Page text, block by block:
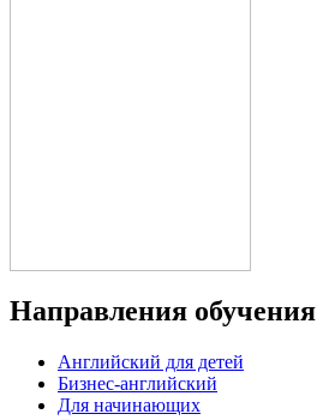
Направления обучения
Английский для детей
Бизнес-английский
Для начинающих